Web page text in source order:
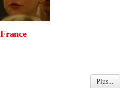
France
Plus...